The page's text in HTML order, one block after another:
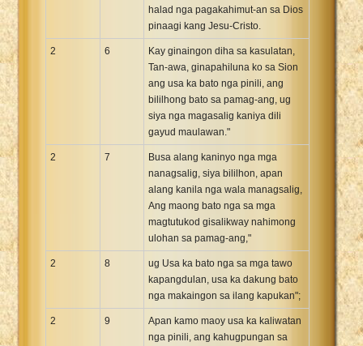
halad nga pagakahimut-an sa Dios
pinaagi kang Jesu-Cristo.
2 6
Kay ginaingon diha sa kasulatan,
Tan-awa, ginapahiluna ko sa Sion
ang usa ka bato nga pinili, ang
bililhong bato sa pamag-ang, ug
siya nga magasalig kaniya dili
gayud maulawan."
2 7
Busa alang kaninyo nga mga
nanagsalig, siya bililhon, apan
alang kanila nga wala managsalig,
Ang maong bato nga sa mga
magtutukod gisalikway nahimong
ulohan sa pamag-ang,"
2 8
ug Usa ka bato nga sa mga tawo
kapangdulan, usa ka dakung bato
nga makaingon sa ilang kapukan";
2 9
Apan kamo maoy usa ka kaliwatan
nga pinili, ang kahugpungan sa